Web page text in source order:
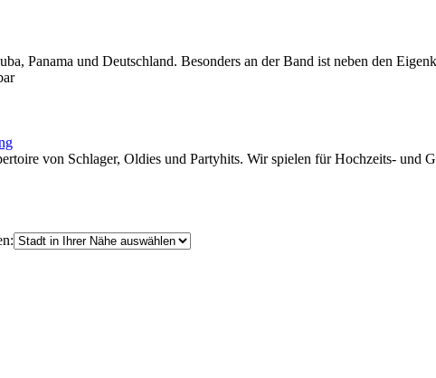
Panama und Deutschland. Besonders an der Band ist neben den
von Schlager, Oldies und Partyhits. Wir spielen für Hochzeits- und